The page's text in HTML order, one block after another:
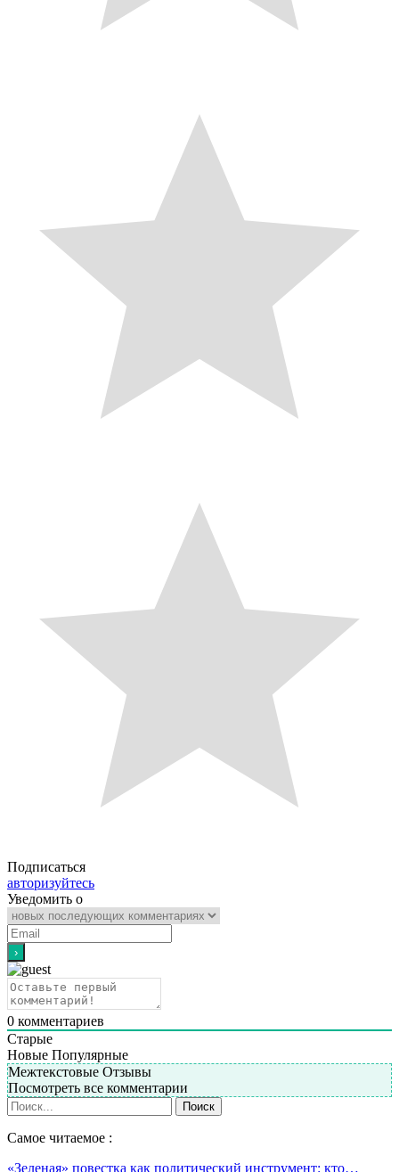
Подписаться
авторизуйтесь
Уведомить о
0 комментариев
Старые
Новые Популярные
Межтекстовые Отзывы
Посмотреть все комментарии
Самое читаемое :
«Зеленая» повестка как политический инструмент: кто…